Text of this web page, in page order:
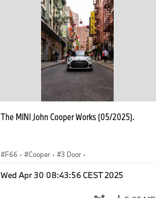
The MINI John Cooper Works (05/2025).
F66 · Cooper · 3 Door ·
Wed Apr 30 08:43:56 CEST 2025